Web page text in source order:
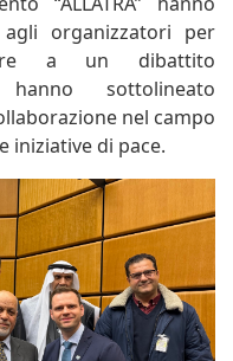
organizzatori per
a un dibattito
sottolineato
nel campo
iniziative di pace.